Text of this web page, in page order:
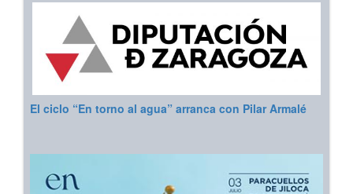
El ciclo “En torno al agua” arranca con Pilar Armalé